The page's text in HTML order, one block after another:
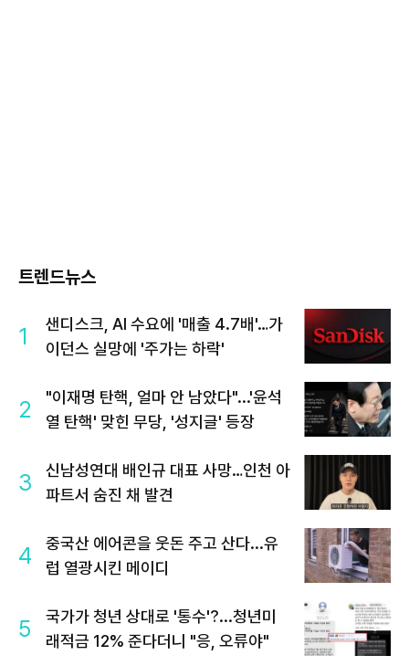
트렌드뉴스
1
샌디스크, AI 수요에 '매출 4.7배'…가
이던스 실망에 '주가는 하락'
2
"이재명 탄핵, 얼마 안 남았다"...'윤석
열 탄핵' 맞힌 무당, '성지글' 등장
3
신남성연대 배인규 대표 사망…인천 아
파트서 숨진 채 발견
4
중국산 에어콘을 웃돈 주고 산다...유
럽 열광시킨 메이디
5
국가가 청년 상대로 '통수'?...청년미
래적금 12% 준다더니 "응, 오류야"